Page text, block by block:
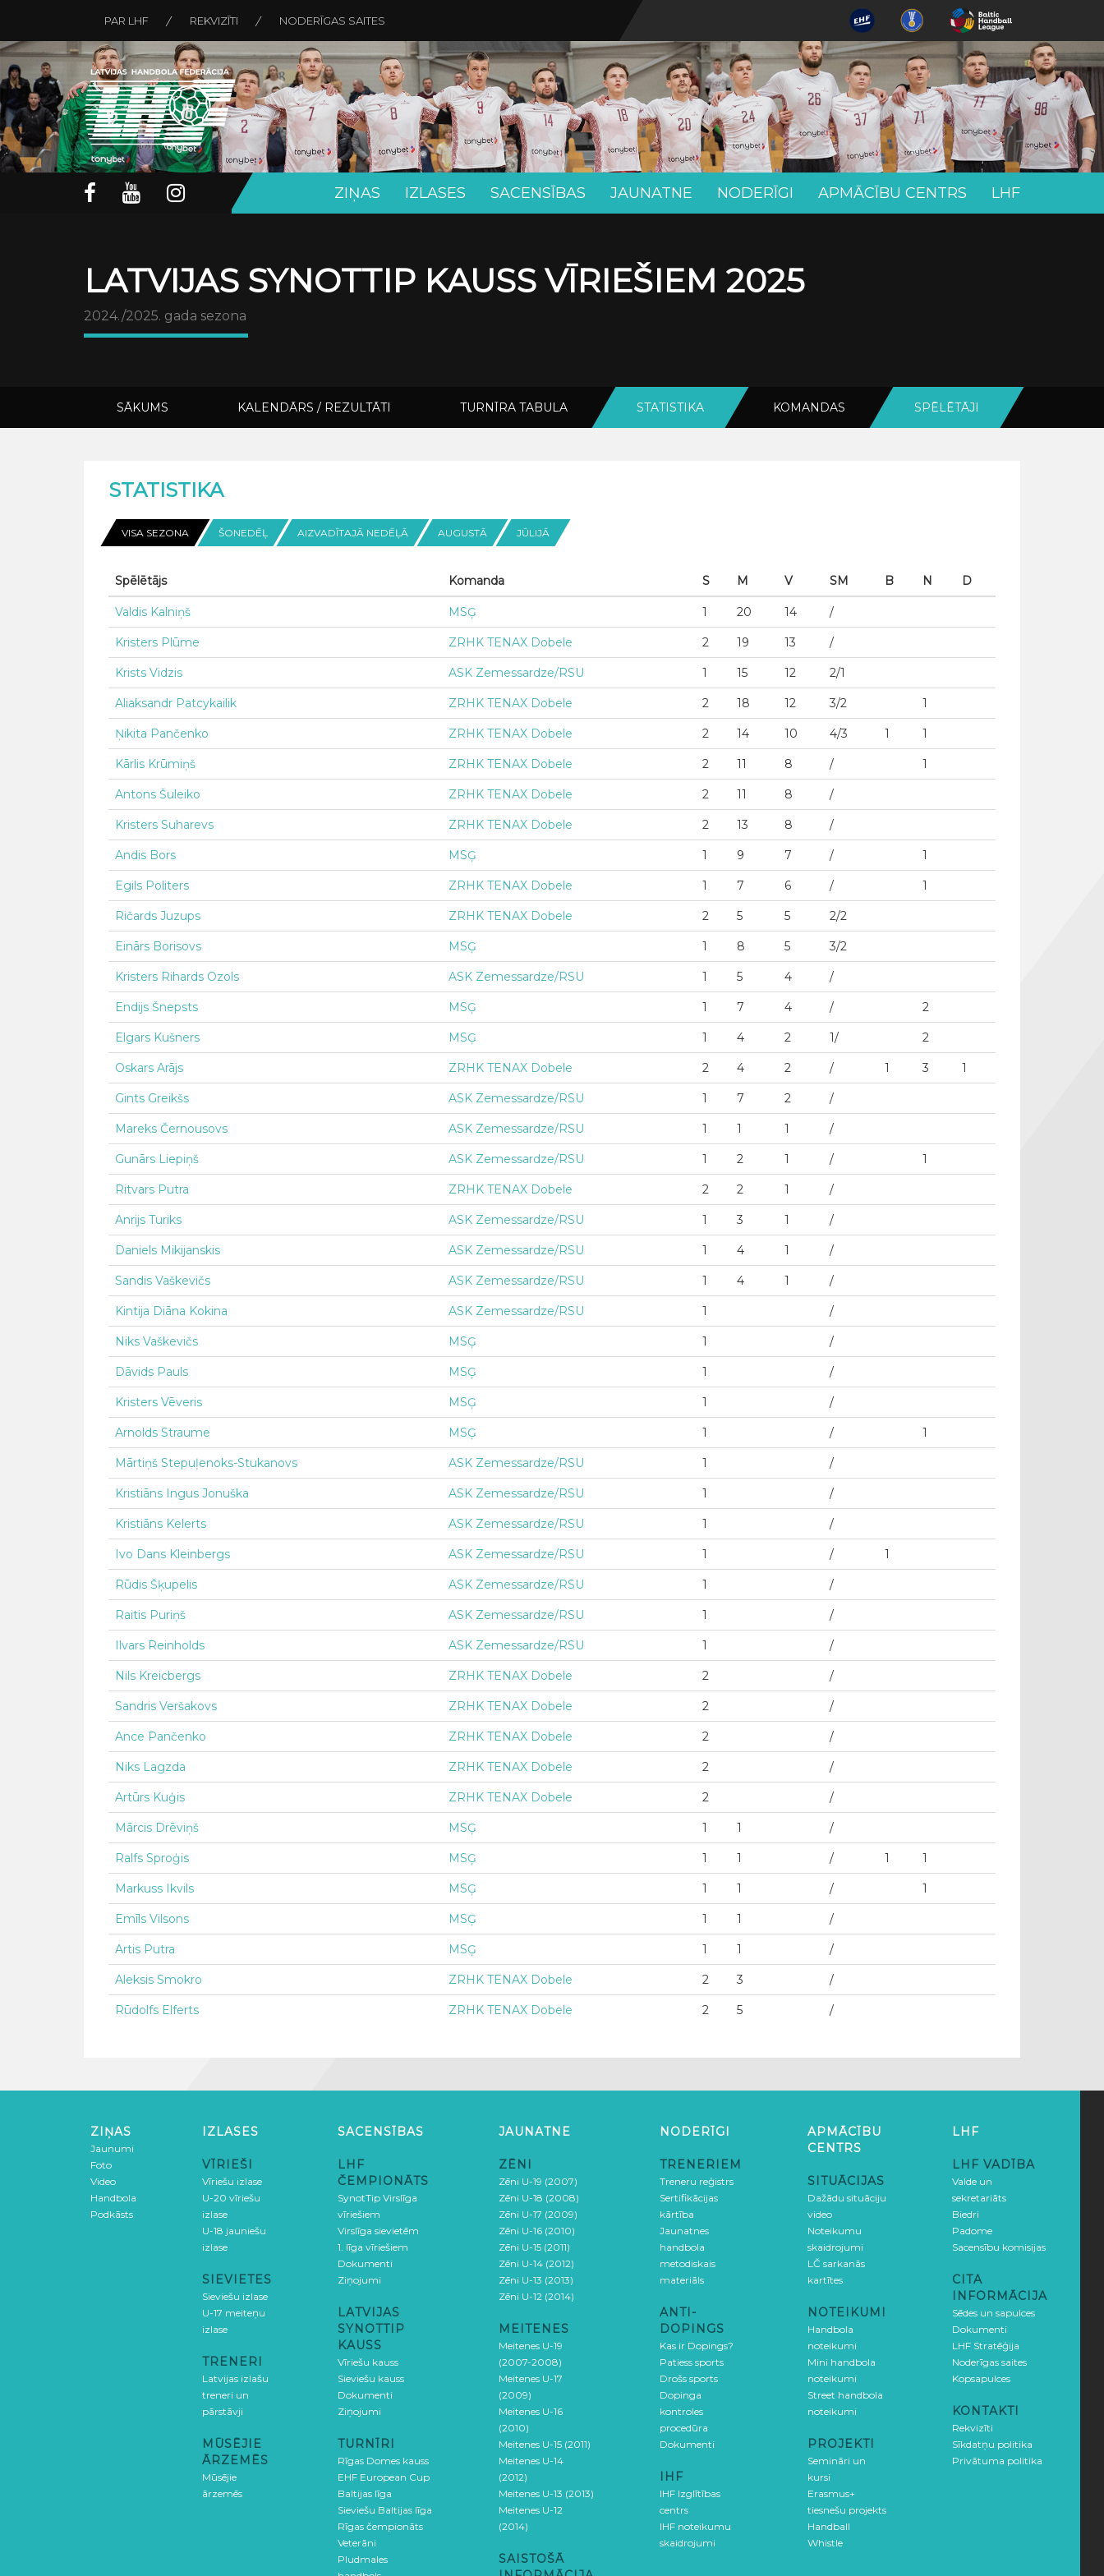
PAR LHF REKVIZĪTI NODERĪGAS SAITES
ZIŅAS IZLASES SACENSĪBAS JAUNATNE NODERĪGI APMĀCĪBU CENTRS LHF
LATVIJAS SYNOTTIP KAUSS VĪRIEŠIEM 2025
2024./2025. gada sezona
SĀKUMS KALENDĀRS / REZULTĀTI TURNĪRA TABULA STATISTIKA KOMANDAS SPĒLĒTĀJI
STATISTIKA
VISA SEZONA ŠONEDĒĻ AIZVADĪTAJĀ NEDĒĻĀ AUGUSTĀ JŪLIJĀ
Spēlētājs Komanda S M V SM B N D
Valdis Kalniņš MSĢ 1 20 14 /
Kristers Plūme ZRHK TENAX Dobele 2 19 13 /
Krists Vidzis ASK Zemessardze/RSU 1 15 12 2/1
Aliaksandr Patcykailik ZRHK TENAX Dobele 2 18 12 3/2 1
Ņikita Pančenko ZRHK TENAX Dobele 2 14 10 4/3 1 1
Kārlis Krūmiņš ZRHK TENAX Dobele 2 11 8 / 1
Antons Šuleiko ZRHK TENAX Dobele 2 11 8 /
Kristers Suharevs ZRHK TENAX Dobele 2 13 8 /
Andis Bors MSĢ 1 9 7 / 1
Egils Politers ZRHK TENAX Dobele 1 7 6 / 1
Ričards Juzups ZRHK TENAX Dobele 2 5 5 2/2
Einārs Borisovs MSĢ 1 8 5 3/2
Kristers Rihards Ozols ASK Zemessardze/RSU 1 5 4 /
Endijs Šnepsts MSĢ 1 7 4 / 2
Elgars Kušners MSĢ 1 4 2 1/ 2
Oskars Arājs ZRHK TENAX Dobele 2 4 2 / 1 3 1
Gints Greikšs ASK Zemessardze/RSU 1 7 2 /
Mareks Černousovs ASK Zemessardze/RSU 1 1 1 /
Gunārs Liepiņš ASK Zemessardze/RSU 1 2 1 / 1
Ritvars Putra ZRHK TENAX Dobele 2 2 1 /
Anrijs Turiks ASK Zemessardze/RSU 1 3 1 /
Daniels Mikijanskis ASK Zemessardze/RSU 1 4 1 /
Sandis Vaškevičs ASK Zemessardze/RSU 1 4 1 /
Kintija Diāna Kokina ASK Zemessardze/RSU 1 /
Niks Vaškevičs MSĢ 1 /
Dāvids Pauls MSĢ 1 /
Kristers Vēveris MSĢ 1 /
Arnolds Straume MSĢ 1 / 1
Mārtiņš Stepuļenoks-Stukanovs ASK Zemessardze/RSU 1 /
Kristiāns Ingus Jonuška ASK Zemessardze/RSU 1 /
Kristiāns Kelerts ASK Zemessardze/RSU 1 /
Ivo Dans Kleinbergs ASK Zemessardze/RSU 1 / 1
Rūdis Šķupelis ASK Zemessardze/RSU 1 /
Raitis Puriņš ASK Zemessardze/RSU 1 /
Ilvars Reinholds ASK Zemessardze/RSU 1 /
Nils Kreicbergs ZRHK TENAX Dobele 2 /
Sandris Veršakovs ZRHK TENAX Dobele 2 /
Ance Pančenko ZRHK TENAX Dobele 2 /
Niks Lagzda ZRHK TENAX Dobele 2 /
Artūrs Kuģis ZRHK TENAX Dobele 2 /
Mārcis Drēviņš MSĢ 1 1 /
Ralfs Sproģis MSĢ 1 1 / 1 1
Markuss Ikvils MSĢ 1 1 / 1
Emīls Vilsons MSĢ 1 1 /
Artis Putra MSĢ 1 1 /
Aleksis Smokro ZRHK TENAX Dobele 2 3 /
Rūdolfs Elferts ZRHK TENAX Dobele 2 5 /
ZIŅAS
Jaunumi
Foto
Video
Handbola
Podkāsts
IZLASES
VĪRIEŠI
Vīriešu izlase
U-20 vīriešu
izlase
U-18 jauniešu
izlase
SIEVIETES
Sieviešu izlase
U-17 meiteņu
izlase
TRENERI
Latvijas izlašu
treneri un
pārstāvji
MŪSĒJIE
ĀRZEMĒS
Mūsējie
ārzemēs
SACENSĪBAS
LHF
ČEMPIONĀTS
SynotTip Virslīga
vīriešiem
Virslīga sievietēm
1. līga vīriešiem
Dokumenti
Ziņojumi
LATVIJAS
SYNOTTIP
KAUSS
Vīriešu kauss
Sieviešu kauss
Dokumenti
Ziņojumi
TURNĪRI
Rīgas Domes kauss
EHF European Cup
Baltijas līga
Sieviešu Baltijas līga
Rīgas čempionāts
Veterāni
Pludmales
JAUNATNE
ZĒNI
Zēni U-19 (2007)
Zēni U-18 (2008)
Zēni U-17 (2009)
Zēni U-16 (2010)
Zēni U-15 (2011)
Zēni U-14 (2012)
Zēni U-13 (2013)
Zēni U-12 (2014)
MEITENES
Meitenes U-19
(2007-2008)
Meitenes U-17
(2009)
Meitenes U-16
(2010)
Meitenes U-15 (2011)
Meitenes U-14
(2012)
Meitenes U-13 (2013)
Meitenes U-12
(2014)
SAISTOŠĀ
NODERĪGI
TRENERIEM
Treneru reģistrs
Sertifikācijas
kārtība
Jaunatnes
handbola
metodiskais
materiāls
ANTI-
DOPINGS
Kas ir Dopings?
Patiess sports
Drošs sports
Dopinga
kontroles
procedūra
Dokumenti
IHF
IHF Izglītības
centrs
IHF noteikumu
skaidrojumi
APMĀCĪBU
CENTRS
SITUĀCIJAS
Dažādu situāciju
video
Noteikumu
skaidrojumi
LČ sarkanās
kartītes
NOTEIKUMI
Handbola
noteikumi
Mini handbola
noteikumi
Street handbola
noteikumi
PROJEKTI
Semināri un
kursi
Erasmus+
tiesnešu projekts
Handball
Whistle
LHF
LHF VADĪBA
Valde un
sekretariāts
Biedri
Padome
Sacensību komisijas
CITA
INFORMĀCIJA
Sēdes un sapulces
Dokumenti
LHF Stratēģija
Noderīgas saites
Kopsapulces
KONTAKTI
Rekvizīti
Sīkdatņu politika
Privātuma politika